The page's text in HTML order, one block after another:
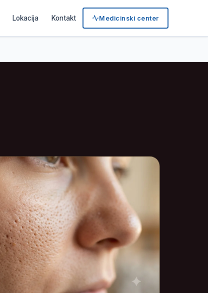
Lokacija Kontakt Medicinski center